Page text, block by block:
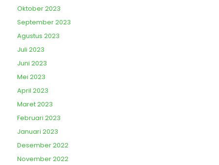
Oktober 2023
September 2023
Agustus 2023
Juli 2023
Juni 2023
Mei 2023
April 2023
Maret 2023
Februari 2023
Januari 2023
Desember 2022
November 2022